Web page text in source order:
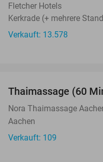
Fletcher Hotels
Kerkrade (+ mehrere
Verkauft: 13.578
Thaimassage (60
Nora Thaimassage
Aachen
Verkauft: 109